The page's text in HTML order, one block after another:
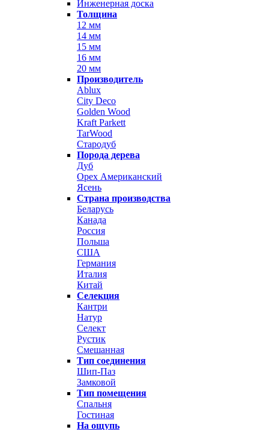
Инженерная доска
Толщина
12 мм
14 мм
15 мм
16 мм
20 мм
Производитель
Ablux
City Deco
Golden Wood
Kraft Parkett
TarWood
Стародуб
Порода дерева
Дуб
Орех Американский
Ясень
Страна производства
Беларусь
Канада
Россия
Польша
США
Германия
Италия
Китай
Селекция
Кантри
Натур
Селект
Рустик
Смешанная
Тип соединения
Шип-Паз
Замковой
Тип помещения
Спальня
Гостиная
На ощупь